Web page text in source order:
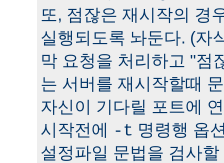
또, 점잖은 재시작의 경
실행되도록 놔둔다. (자
막 요청을 처리하고 "점
는 서버를 재시작할때
자신이 기다릴 포트에
시작전에
-t 명령행 옵
설정파일 문법을 검사